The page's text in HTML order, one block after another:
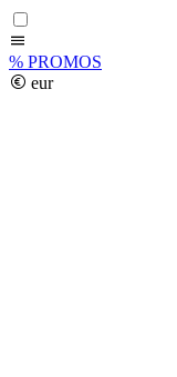
% PROMOS
eur